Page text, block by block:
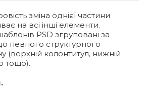
зміна однієї частини
на всі інші елементи.
PSD згруповані за
певного структурного
(верхній колонтитул, нижній
тощо).